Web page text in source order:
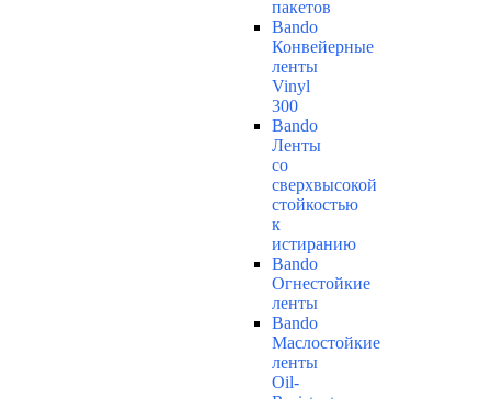
пакетов
Bando
Конвейерные
ленты
Vinyl
300
Bando
Ленты
со
сверхвысокой
стойкостью
к
истиранию
Bando
Огнестойкие
ленты
Bando
Маслостойкие
ленты
Oil-